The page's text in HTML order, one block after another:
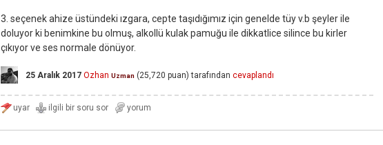
3. seçenek ahize üstündeki ızgara, cepte taşıdığımız için genelde tüy v.b şeyler ile
doluyor ki benimkine bu olmuş, alkollü kulak pamuğu ile dikkatlice silince bu kirler
çıkıyor ve ses normale dönüyor.
25 Aralık 2017 Ozhan Uzman (25,720 puan) tarafından cevaplandı